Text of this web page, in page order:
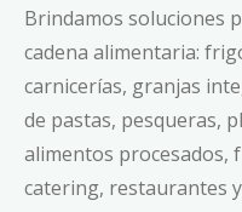
Brindamos soluciones
cadena alimentaria:
carnicerías, granjas
de pastas, pesqueras,
alimentos procesados,
catering, restaurantes